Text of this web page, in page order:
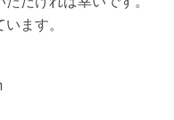
ます。